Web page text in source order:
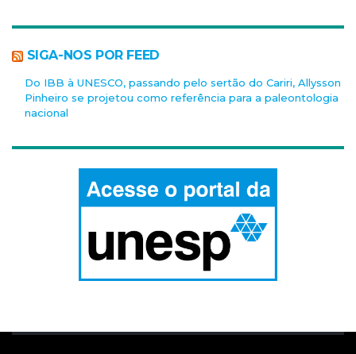
SIGA-NOS POR FEED
Do IBB à UNESCO, passando pelo sertão do Cariri, Allysson
Pinheiro se projetou como referência para a paleontologia
nacional